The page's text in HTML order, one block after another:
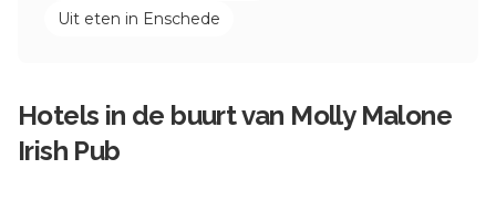
Uit eten in Enschede
Hotels in de buurt van Molly Malone
Irish Pub